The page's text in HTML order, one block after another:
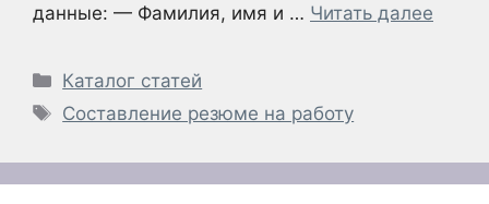
данные: — Фамилия, имя и … Читать далее
Рубрики
Каталог статей
Метки
Составление резюме на работу